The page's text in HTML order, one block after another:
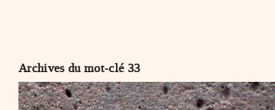
Archives du mot-clé 33